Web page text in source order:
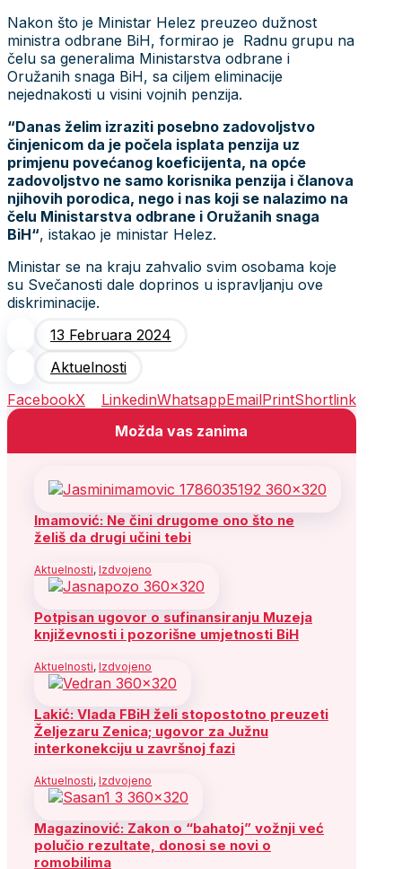
Nakon što je Ministar Helez preuzeo dužnost
ministra odbrane BiH, formirao je Radnu grupu na
čelu sa generalima Ministarstva odbrane i
Oružanih snaga BiH, sa ciljem eliminacije
nejednakosti u visini vojnih penzija.
“Danas želim izraziti posebno zadovoljstvo
činjenicom da je počela isplata penzija uz
primjenu povećanog koeficijenta, na opće
zadovoljstvo ne samo korisnika penzija i članova
njihovih porodica, nego i nas koji se nalazimo na
čelu Ministarstva odbrane i Oružanih snaga
BiH“, istakao je ministar Helez.
Ministar se na kraju zahvalio svim osobama koje
su Svečanosti dale doprinos u ispravljanju ove
diskriminacije.
13 Februara 2024
Aktuelnosti
FacebookX LinkedinWhatsappEmailPrintShortlink
Možda vas zanima
Imamović: Ne čini drugome ono što ne
želiš da drugi učini tebi
Aktuelnosti, Izdvojeno
Potpisan ugovor o sufinansiranju Muzeja
književnosti i pozorišne umjetnosti BiH
Aktuelnosti, Izdvojeno
Lakić: Vlada FBiH želi stopostotno preuzeti
Željezaru Zenica; ugovor za Južnu
interkonekciju u završnoj fazi
Aktuelnosti, Izdvojeno
Magazinović: Zakon o “bahatoj” vožnji već
polučio rezultate, donosi se novi o
romobilima